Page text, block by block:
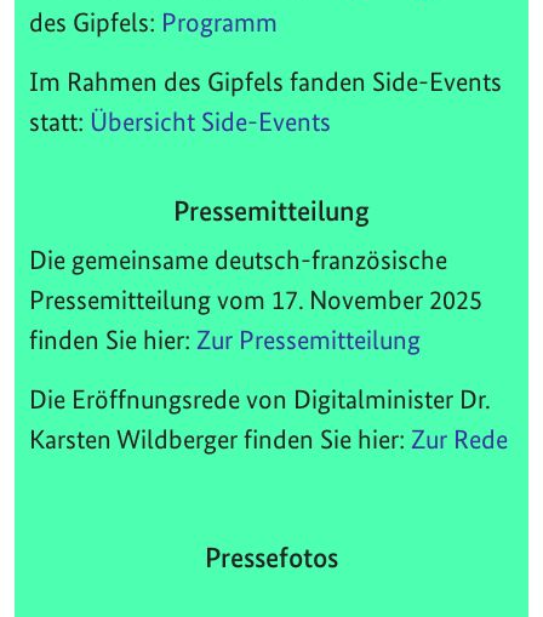
des Gipfels: Programm
Im Rahmen des Gipfels fanden Side-Events
statt: Übersicht Side-Events
Pressemitteilung
Die gemeinsame deutsch-französische
Pressemitteilung vom 17. November 2025
finden Sie hier: Zur Pressemitteilung
Die Eröffnungsrede von Digitalminister Dr.
Karsten Wildberger finden Sie hier: Zur Rede
Pressefotos